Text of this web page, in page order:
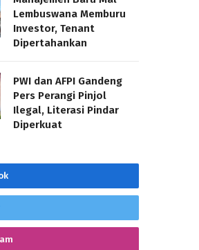
Lembuswana Memburu
Investor, Tenant
Dipertahankan
PWI dan AFPI Gandeng
Pers Perangi Pinjol
Ilegal, Literasi Pindar
Diperkuat